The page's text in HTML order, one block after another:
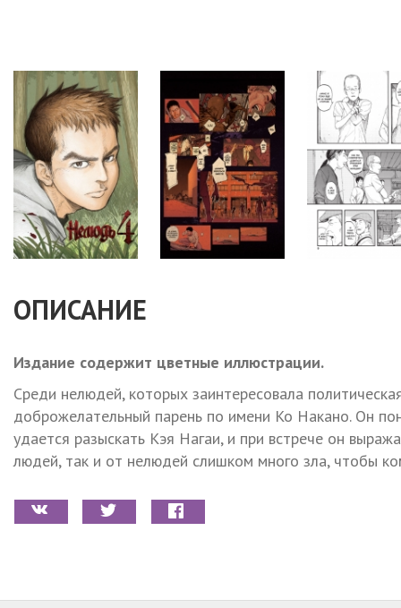
ОПИСАНИЕ
Издание содержит цветные иллюстрации.
Среди нелюдей, которых заинтересовала
доброжелательный парень по имени Ко Накано. Он
удается разыскать Кэя Нагаи, и при встрече он
людей, так и от нелюдей слишком много зла, чтобы